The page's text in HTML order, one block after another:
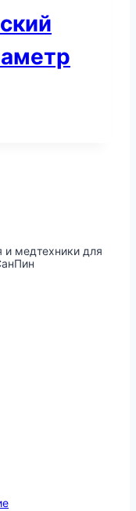
и медтехники для